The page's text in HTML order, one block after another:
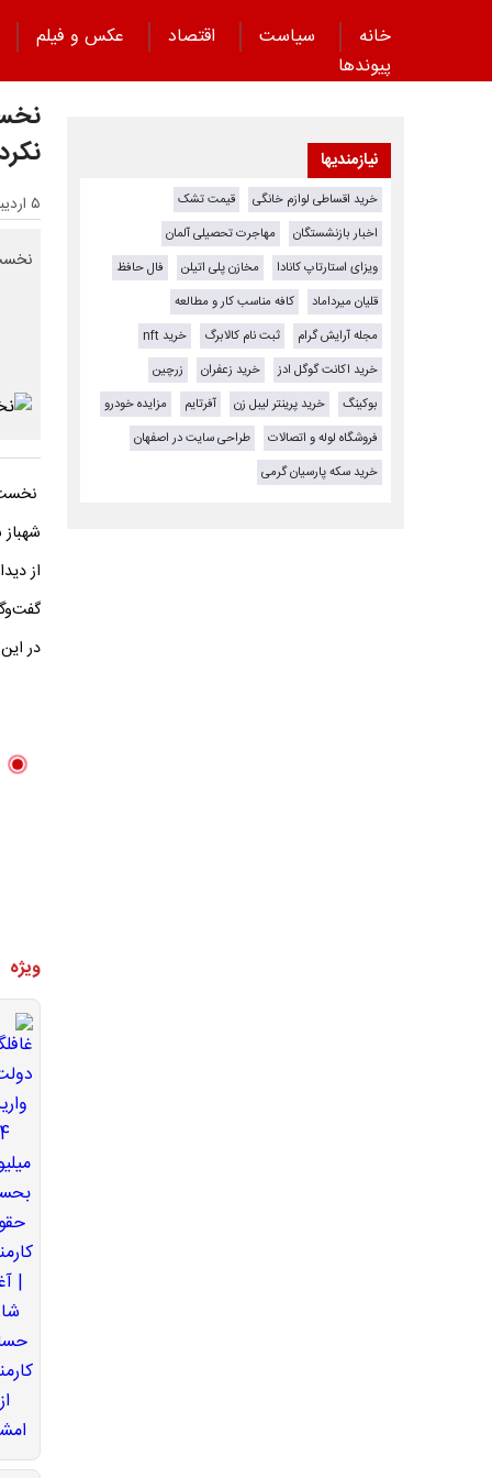
خانه سیاست اقتصاد
عکس و فیلم
پیوند‌ها
۵ اردیبهشت ۱۴۰۵ - ۱۸:۱۸
از
در
ویژه
نیازمندیها
خرید اقساطی لوازم خانگی
قیمت تشک
اخبار بازنشستگان
مهاجرت تحصیلی آلمان
ویزای استارتاپ کانادا
مخازن پلی اتیلن
فال حافظ
قلیان میرداماد
کافه مناسب کار و مطالعه
مجله آرایش گرام
ثبت نام کالابرگ
خرید nft
خرید اکانت گوگل ادز
خرید زعفران
زرچین
بوکینگ
خرید پرینتر لیبل زن آفرتایم
مزایده خودرو
فروشگاه لوله و اتصالات
طراحی سایت در اصفهان
خرید سکه پارسیان گرمی